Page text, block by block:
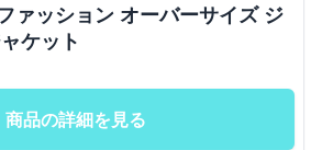
ァッション オーバーサイズ ジ
ケット
商品の詳細を見る